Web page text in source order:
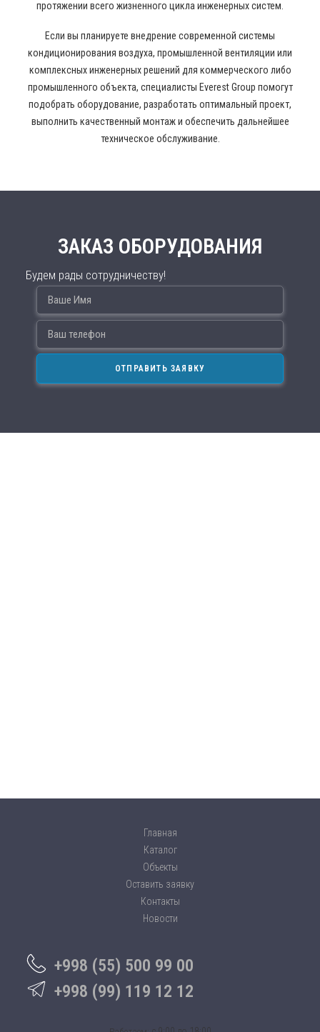
протяжении всего жизненного цикла инженерных систем.
Если вы планируете внедрение современной системы
кондиционирования воздуха, промышленной вентиляции или
комплексных инженерных решений для коммерческого либо
промышленного объекта, специалисты Everest Group помогут
подобрать оборудование, разработать оптимальный проект,
выполнить качественный монтаж и обеспечить дальнейшее
техническое обслуживание.
ЗАКАЗ ОБОРУДОВАНИЯ
Будем рады сотрудничеству!
Главная
Каталог
Объекты
Оставить заявку
Контакты
Новости
+998 (55) 500 99 00
+998 (99) 119 12 12